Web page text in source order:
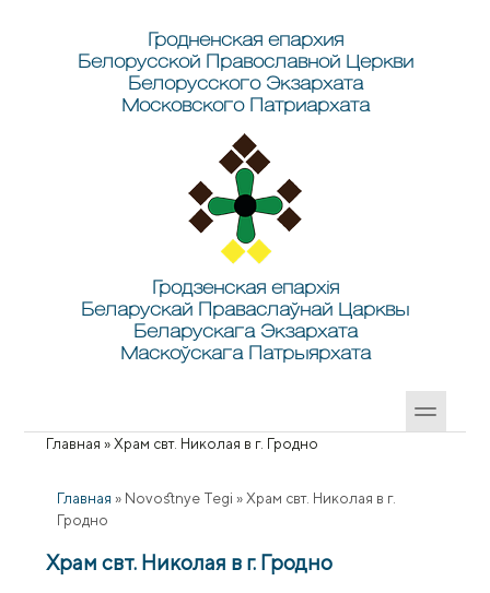
Гродненская епархия
Белорусской Православной Церкви
Белорусского Экзархата
Московского Патриархата
Гродзенская епархія
Беларускай Праваслаўнай Царквы
Беларускага Экзархата
Маскоўскага Патрыярхата
Вы здесь
Главная »Храм свт. Николая в г. Гродно
Главная » Novostnye Tegi » Храм свт. Николая в г.
Гродно
Храм свт. Николая в г. Гродно